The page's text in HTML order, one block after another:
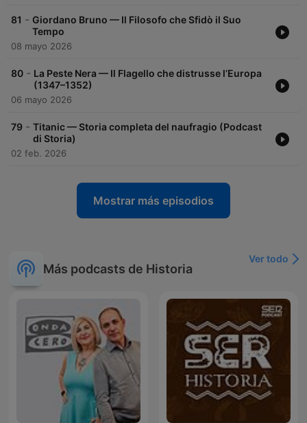
81 - Giordano Bruno — Il Filosofo che Sfidò il Suo
Tempo
08 mayo 2026
80 - La Peste Nera — Il Flagello che distrusse l’Europa
(1347–1352)
06 mayo 2026
79 - Titanic — Storia completa del naufragio (Podcast
di Storia)
02 feb. 2026
Mostrar más episodios
Más podcasts de Historia
Ver todo